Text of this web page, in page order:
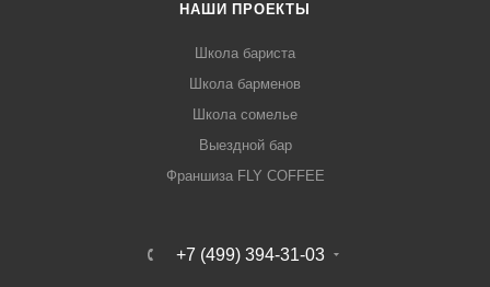
НАШИ ПРОЕКТЫ
Школа бариста
Школа барменов
Школа сомелье
Выездной бар
Франшиза FLY COFFEE
+7 (499) 394-31-03